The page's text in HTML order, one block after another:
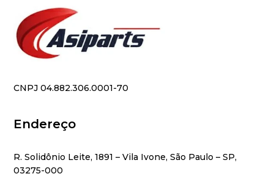
CNPJ 04.882.306.0001-70
Endereço
R. Solidônio Leite, 1891 – Vila Ivone, São Paulo – SP,
03275-000